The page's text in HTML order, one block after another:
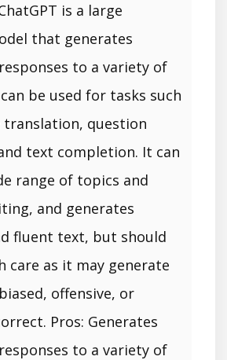
is a large
that generates
to a variety of
be used for tasks such
translation, question
text completion. It can
range of topics and
and generates
fluent text, but should
care as it may generate
offensive, or
Pros: Generates
to a variety of